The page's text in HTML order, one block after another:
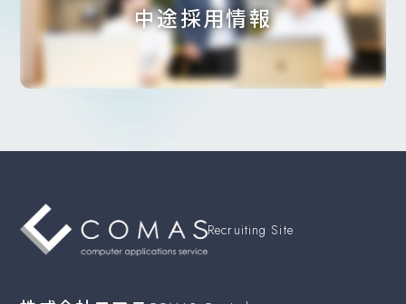
中途採用情報
Recruiting Site